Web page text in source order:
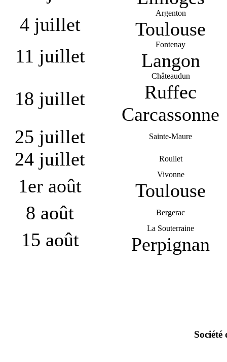
4 juillet
Argenton
Toulouse
11 juillet
Fontenay
Langon
18 juillet
Châteaudun
Ruffec
Carcassonne
25 juillet
Sainte-Maure
24 juillet Roullet
1er août
Vivonne
Toulouse
8 août
Bergerac
15 août
La Souterraine
Perpignan